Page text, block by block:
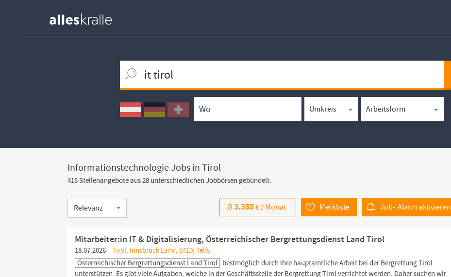
Ortssuche
Umkreissuche
Arbeitsform
Informationstechnologie Jobs in Tirol
415 Stellenangebote aus 28 unterschiedlichen Jobbörsen gebündelt.
Sortierung Job- Alarmaktivieren
Merkliste
Ø3.388€ / Monat
Mitarbeiter:in IT & Digitalisierung, Österreichischer Bergrettungsdienst Land Tirol
18.07.2026
Tirol, Innsbruck Land, 6410, Telfs
Österreichischer Bergrettungsdienst Land Tirol bestmöglich durch Ihre hauptamtliche Arbeit bei der BergrettungTirol
unterstützen. Es gibt viele Aufgaben, welche in der Geschäftsstelle der BergrettungTirolverrichtet werden. Daher suchen wir